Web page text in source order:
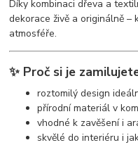
Díky kombinaci dřeva a
dekorace živě a originálně –
atmosféře.
✨ Proč si je
roztomilý design
přírodní materiál v
vhodné k zavěšení i
skvělé do interiéru i